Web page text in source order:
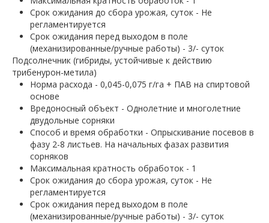
Срок ожидания до сбора урожая, суток - Не
регламентируется
Срок ожидания перед выходом в поле
(механизированные/ручные работы) - 3/- суток
Подсолнечник (гибриды, устойчивые к действию
трибенурон-метила)
Норма расхода - 0,045-0,075 г/га + ПАВ на спиртовой
основе
Вредоносный объект - Однолетние и многолетние
двудольные сорняки
Способ и время обработки - Опрыскивание посевов в
фазу 2-8 листьев. На начальных фазах развития
сорняков
Максимальная кратность обработок - 1
Срок ожидания до сбора урожая, суток - Не
регламентируется
Срок ожидания перед выходом в поле
(механизированные/ручные работы) - 3/- суток